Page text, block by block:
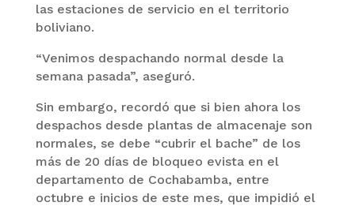
las estaciones de servicio en el territorio
boliviano.
“Venimos despachando normal desde la
semana pasada”, aseguró.
Sin embargo, recordó que si bien ahora los
despachos desde plantas de almacenaje son
normales, se debe “cubrir el bache” de los
más de 20 días de bloqueo evista en el
departamento de Cochabamba, entre
octubre e inicios de este mes, que impidió el